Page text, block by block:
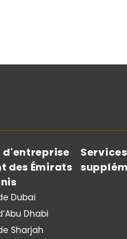
d'entreprise
des Émirats
Dubaï
Dhabi
Sharjah
Services